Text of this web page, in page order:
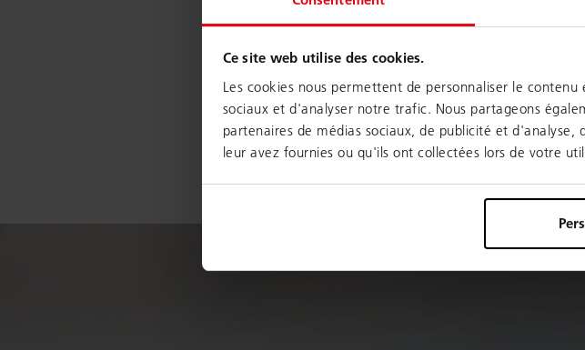
Ce site web utilise des cookies.
Les cookies nous permettent de personnaliser le
sociaux et d'analyser notre trafic. Nous partageons
partenaires de médias sociaux, de publicité et
leur avez fournies ou qu'ils ont collectées lors de votre